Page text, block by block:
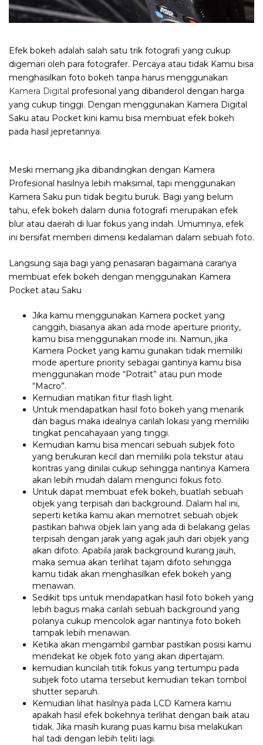
Efek bokeh adalah salah satu trik fotografi yang cukup
digemari oleh para fotografer. Percaya atau tidak Kamu bisa
menghasilkan foto bokeh tanpa harus menggunakan
Kamera Digital profesional yang dibanderol dengan harga
yang cukup tinggi. Dengan menggunakan Kamera Digital
Saku atau Pocket kini kamu bisa membuat efek bokeh
pada hasil jepretannya.
Meski memang jika dibandingkan dengan Kamera
Profesional hasilnya lebih maksimal, tapi menggunakan
Kamera Saku pun tidak begitu buruk. Bagi yang belum
tahu, efek bokeh dalam dunia fotografi merupakan efek
blur atau daerah di luar fokus yang indah. Umumnya, efek
ini bersifat memberi dimensi kedalaman dalam sebuah foto.
Langsung saja bagi yang penasaran bagaimana caranya
membuat efek bokeh dengan menggunakan Kamera
Pocket atau Saku
Jika kamu menggunakan Kamera pocket yang
canggih, biasanya akan ada mode aperture priority,
kamu bisa menggunakan mode ini. Namun, jika
Kamera Pocket yang kamu gunakan tidak memiliki
mode aperture priority sebagai gantinya kamu bisa
menggunakan mode “Potrait” atau pun mode
“Macro”.
Kemudian matikan fitur flash light.
Untuk mendapatkan hasil foto bokeh yang menarik
dan bagus maka idealnya carilah lokasi yang memiliki
tingkat pencahayaan yang tinggi.
Kemudian kamu bisa mencari sebuah subjek foto
yang berukuran kecil dan memiliki pola tekstur atau
kontras yang dinilai cukup sehingga nantinya Kamera
akan lebih mudah dalam mengunci fokus foto.
Untuk dapat membuat efek bokeh, buatlah sebuah
objek yang terpisah dari background. Dalam hal ini,
seperti ketika kamu akan memotret sebuah objek
pastikan bahwa objek lain yang ada di belakang gelas
terpisah dengan jarak yang agak jauh dari objek yang
akan difoto. Apabila jarak background kurang jauh,
maka semua akan terlihat tajam difoto sehingga
kamu tidak akan menghasilkan efek bokeh yang
menawan.
Sedikit tips untuk mendapatkan hasil foto bokeh yang
lebih bagus maka carilah sebuah background yang
polanya cukup mencolok agar nantinya foto bokeh
tampak lebih menawan.
Ketika akan mengambil gambar pastikan posisi kamu
mendekat ke objek foto yang akan dipertajam.
kemudian kuncilah titik fokus yang tertumpu pada
subjek foto utama tersebut kemudian tekan tombol
shutter separuh.
Kemudian lihat hasilnya pada LCD Kamera kamu
apakah hasil efek bokehnya terlihat dengan baik atau
tidak. Jika masih kurang puas kamu bisa melakukan
hal tadi dengan lebih teliti lagi.